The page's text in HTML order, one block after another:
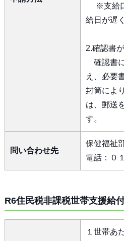
※支給口
給日が遅
2.確認書
確認書
え、必要
封筒によ
は、郵送
す。
問い合わせ先
保健福祉
電話：０
R6住民税非課税世帯支援給
１世帯あ